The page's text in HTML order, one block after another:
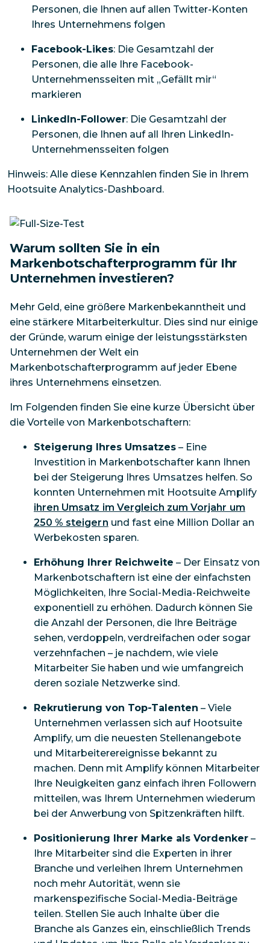
Personen, die Ihnen auf allen Twitter-Konten
Ihres Unternehmens folgen
Facebook-Likes: Die Gesamtzahl der
Personen, die alle Ihre Facebook-
Unternehmensseiten mit „Gefällt mir“
markieren
LinkedIn-Follower: Die Gesamtzahl der
Personen, die Ihnen auf all Ihren LinkedIn-
Unternehmensseiten folgen
Hinweis: Alle diese Kennzahlen finden Sie in Ihrem
Hootsuite Analytics-Dashboard.
Warum sollten Sie in ein
Markenbotschafterprogramm für Ihr
Unternehmen investieren?
Mehr Geld, eine größere Markenbekanntheit und
eine stärkere Mitarbeiterkultur. Dies sind nur einige
der Gründe, warum einige der leistungsstärksten
Unternehmen der Welt ein
Markenbotschafterprogramm auf jeder Ebene
ihres Unternehmens einsetzen.
Im Folgenden finden Sie eine kurze Übersicht über
die Vorteile von Markenbotschaftern:
Steigerung Ihres Umsatzes – Eine
Investition in Markenbotschafter kann Ihnen
bei der Steigerung Ihres Umsatzes helfen. So
konnten Unternehmen mit Hootsuite Amplify
ihren Umsatz im Vergleich zum Vorjahr um
250 % steigern und fast eine Million Dollar an
Werbekosten sparen.
Erhöhung Ihrer Reichweite – Der Einsatz von
Markenbotschaftern ist eine der einfachsten
Möglichkeiten, Ihre Social-Media-Reichweite
exponentiell zu erhöhen. Dadurch können Sie
die Anzahl der Personen, die Ihre Beiträge
sehen, verdoppeln, verdreifachen oder sogar
verzehnfachen – je nachdem, wie viele
Mitarbeiter Sie haben und wie umfangreich
deren soziale Netzwerke sind.
Rekrutierung von Top-Talenten – Viele
Unternehmen verlassen sich auf Hootsuite
Amplify, um die neuesten Stellenangebote
und Mitarbeiterereignisse bekannt zu
machen. Denn mit Amplify können Mitarbeiter
Ihre Neuigkeiten ganz einfach ihren Followern
mitteilen, was Ihrem Unternehmen wiederum
bei der Anwerbung von Spitzenkräften hilft.
Positionierung Ihrer Marke als Vordenker –
Ihre Mitarbeiter sind die Experten in ihrer
Branche und verleihen Ihrem Unternehmen
noch mehr Autorität, wenn sie
markenspezifische Social-Media-Beiträge
teilen. Stellen Sie auch Inhalte über die
Branche als Ganzes ein, einschließlich Trends